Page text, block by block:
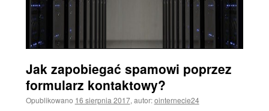
Jak zapobiegać spamowi poprzez
formularz kontaktowy?
Opublikowano 16 sierpnia 2017, autor: ointernecie24